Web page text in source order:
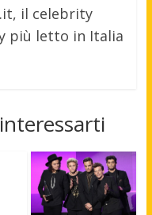
il celebrity
più letto in Italia